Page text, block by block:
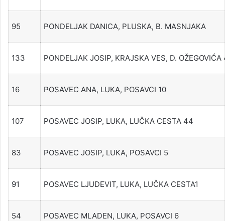
95 PONDELJAK DANICA, PLUSKA, B. MASNJAKA
133 PONDELJAK JOSIP, KRAJSKA VES, D. OŽEGOVIĆA
16 POSAVEC ANA, LUKA, POSAVCI 10
107 POSAVEC JOSIP, LUKA, LUČKA CESTA 44
83 POSAVEC JOSIP, LUKA, POSAVCI 5
91 POSAVEC LJUDEVIT, LUKA, LUČKA CESTA1
54 POSAVEC MLADEN, LUKA, POSAVCI 6